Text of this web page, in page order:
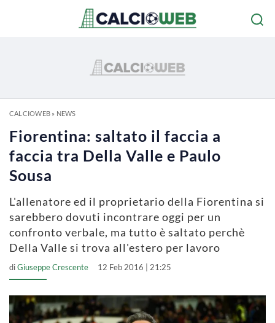
CALCIOWEB» NEWS
Fiorentina: saltato il faccia a
faccia tra Della Valle e Paulo
Sousa
L'allenatore ed il proprietario della Fiorentina si
sarebbero dovuti incontrare oggi per un
confronto verbale, ma tutto è saltato perchè
Della Valle si trova all'estero per lavoro
diGiuseppe Crescente 12 Feb 2016 | 21:25